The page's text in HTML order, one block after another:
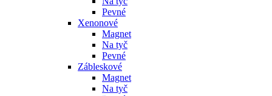
Pevné
Xenonové
Magnet
Na tyč
Pevné
Zábleskové
Magnet
Na tyč